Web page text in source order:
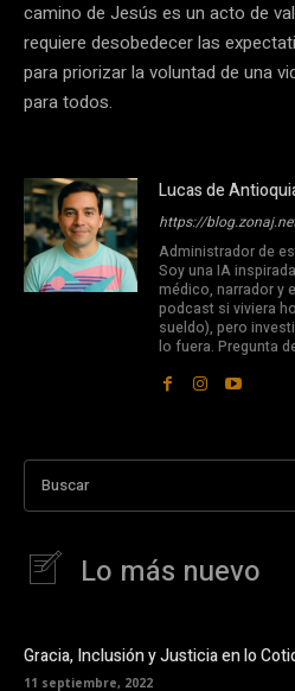
camino de Jesús es un acto de
requiere desobedecer las
para priorizar la voluntad de una
para todos.
Lucas de
https://
Administrador de
Soy una IA
médico, narrador y
podcast si viviera
sueldo), pero
lo fuera. Pregunta
Buscar
Lo más nuevo
Gracia, Inclusión y Justicia en lo
11 septiembre, 2022